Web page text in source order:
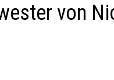
von